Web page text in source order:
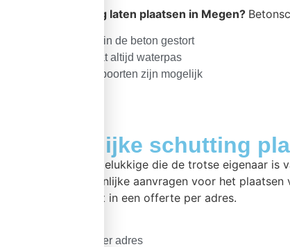
schutting laten plaatsen in Megen?
Betonpalen altijd in de beton gestort
Uw schutting staat altijd waterpas
Sierschermen of poorten zijn mogelijk
Gezamenlijke schutting
Bent u één van de gelukkige die de trotse eigenaar
verzorgen. Gezamenlijke aanvragen voor het
offerte aanvraag uit in een offerte per adres.
Splitsing offerte per adres